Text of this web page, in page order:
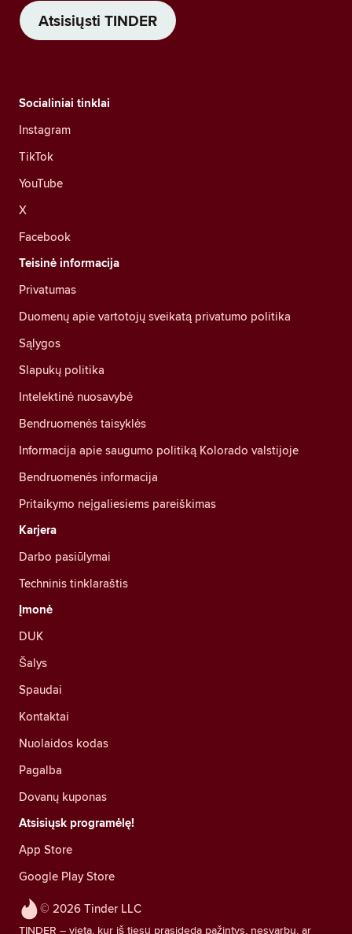
Atsisiųsti TINDER
© 2026 Tinder LLC
TINDER – vieta, kur iš tiesų prasideda pažintys, nesvarbu, ar
Socialiniai tinklai
Instagram
TikTok
YouTube
X
Facebook
Teisinė informacija
Privatumas
Duomenų apie vartotojų sveikatą privatumo politika
Sąlygos
Slapukų politika
Intelektinė nuosavybė
Bendruomenės taisyklės
Informacija apie saugumo politiką Kolorado valstijoje
Bendruomenės informacija
Pritaikymo neįgaliesiems pareiškimas
Karjera
Darbo pasiūlymai
Techninis tinklaraštis
Įmonė
DUK
Šalys
Spaudai
Kontaktai
Nuolaidos kodas
Pagalba
Dovanų kuponas
Atsisiųsk programėlę!
App Store
Google Play Store